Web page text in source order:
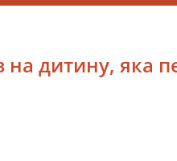
на дитину, яка